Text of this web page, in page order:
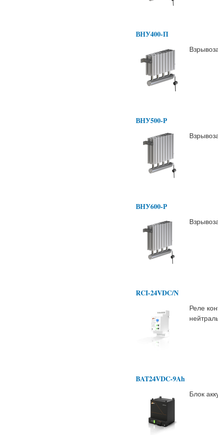
ВНУ400-П
ВНУ500-Р
ВНУ600-Р
RCI-24VDC/N
Реле
BAT24VDC-9Ah
Блок